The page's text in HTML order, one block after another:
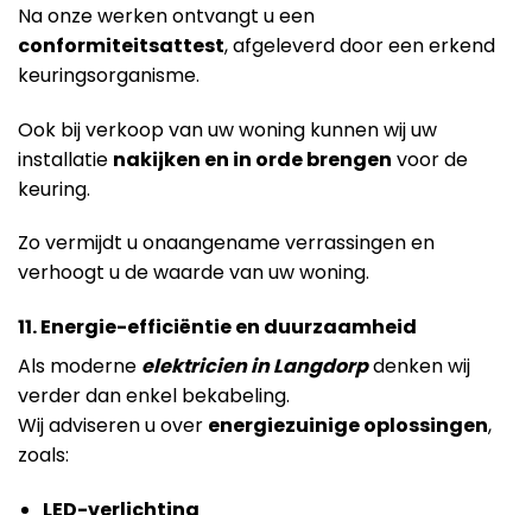
Na onze werken ontvangt u een
conformiteitsattest, afgeleverd door een erkend
keuringsorganisme.
Ook bij verkoop van uw woning kunnen wij uw
installatie nakijken en in orde brengen voor de
keuring.
Zo vermijdt u onaangename verrassingen en
verhoogt u de waarde van uw woning.
11. Energie-efficiëntie en duurzaamheid
Als moderne elektricien in Langdorpdenken wij
verder dan enkel bekabeling.
Wij adviseren u over energiezuinige oplossingen,
zoals: